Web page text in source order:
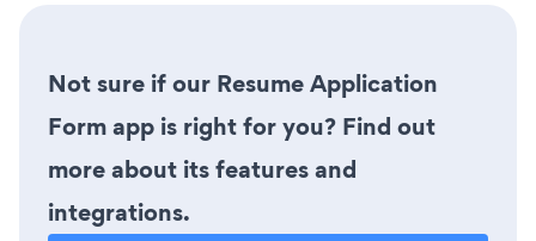
Not sure if our Resume Application
Form app is right for you? Find out
more about its features and
integrations.